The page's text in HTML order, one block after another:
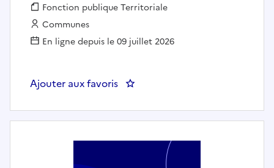
Fonction publique :
Fonction publique Territoriale
Employeur :
Communes
En ligne depuis le 09 juillet 2026
Ajouter aux favoris : Secrétaire général de mairie (h/